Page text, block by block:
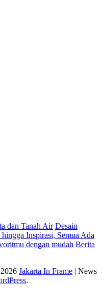
dan Tanah Air Desain
Inspirasi, Semua Ada
dengan mudah Berita
Jakarta In Frame | News
.